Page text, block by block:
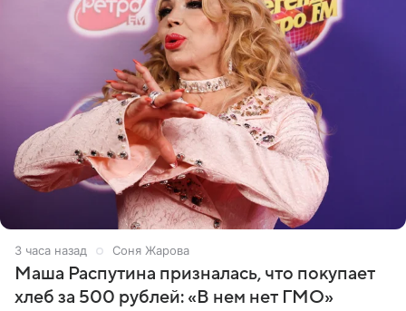
3 часа назад Соня Жарова
Маша Распутина призналась, что покупает
хлеб за 500 рублей: «В нем нет ГМО»